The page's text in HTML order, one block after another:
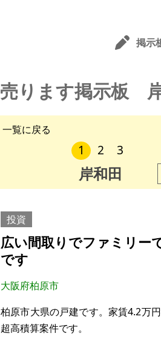
掲示
売ります掲示板
一覧に戻る
1 2 3
岸和田
投資
広い間取りでファミリー
です
大阪府柏原市
柏原市大県の戸建です。家賃4.2万
超高積算案件です。